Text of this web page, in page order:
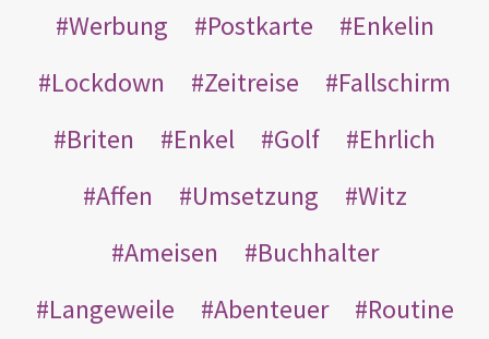
Werbung
Postkarte
Enkelin
Lockdown
Zeitreise
Fallschirm
Briten
Enkel Golf
Ehrlich
Affen
Umsetzung
Witz
Ameisen
Buchhalter
Langeweile
Abenteuer
Routine